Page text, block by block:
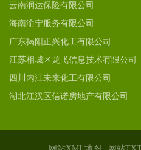
云南润达保险有限公司
海南渝宁服务有限公司
广东揭阳正兴化工有限公司
江苏相城区龙飞信息技术有限公司
四川内江未来化工有限公司
湖北江汉区信诺房地产有限公司